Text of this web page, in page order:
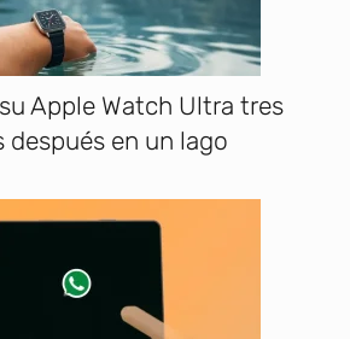
Apple Watch Ultra tres
después en un lago